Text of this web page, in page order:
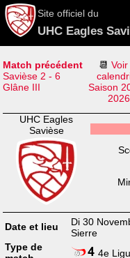
Site officiel du
UHC Eagles
Match précédent
Savièse 2 - 6
Glâne III
📆
Saison
2026
UHC Eagles
Savièse
Date et lieu Di 30
Sierre
Type de
4e